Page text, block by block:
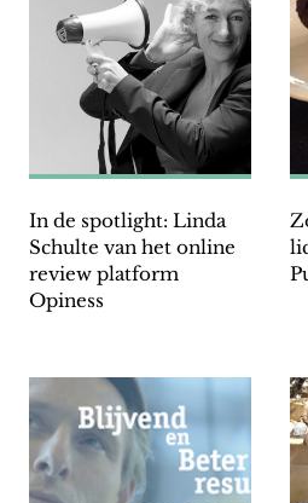
In de spotlight: Linda
Schulte van het online
review platform
Opiness